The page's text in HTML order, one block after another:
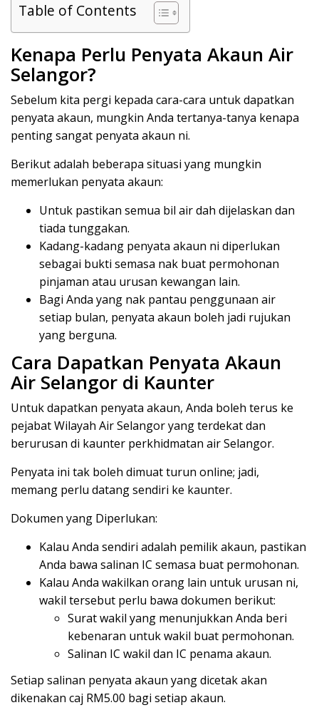
Table of Contents
Kenapa Perlu Penyata Akaun Air
Selangor?
Sebelum kita pergi kepada cara-cara untuk dapatkan
penyata akaun, mungkin Anda tertanya-tanya kenapa
penting sangat penyata akaun ni.
Berikut adalah beberapa situasi yang mungkin
memerlukan penyata akaun:
Untuk pastikan semua bil air dah dijelaskan dan
tiada tunggakan.
Kadang-kadang penyata akaun ni diperlukan
sebagai bukti semasa nak buat permohonan
pinjaman atau urusan kewangan lain.
Bagi Anda yang nak pantau penggunaan air
setiap bulan, penyata akaun boleh jadi rujukan
yang berguna.
Cara Dapatkan Penyata Akaun
Air Selangor di Kaunter
Untuk dapatkan penyata akaun, Anda boleh terus ke
pejabat Wilayah Air Selangor yang terdekat dan
berurusan di kaunter perkhidmatan air Selangor.
Penyata ini tak boleh dimuat turun online; jadi,
memang perlu datang sendiri ke kaunter.
Dokumen yang Diperlukan:
Kalau Anda sendiri adalah pemilik akaun, pastikan
Anda bawa salinan IC semasa buat permohonan.
Kalau Anda wakilkan orang lain untuk urusan ni,
wakil tersebut perlu bawa dokumen berikut:
Surat wakil yang menunjukkan Anda beri
kebenaran untuk wakil buat permohonan.
Salinan IC wakil dan IC penama akaun.
Setiap salinan penyata akaun yang dicetak akan
dikenakan caj RM5.00 bagi setiap akaun.